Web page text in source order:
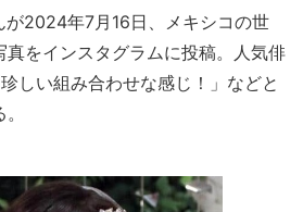
2024年7月16日、メキシコの世
真をインスタグラムに投稿。人気俳
しい組み合わせな感じ！」などと